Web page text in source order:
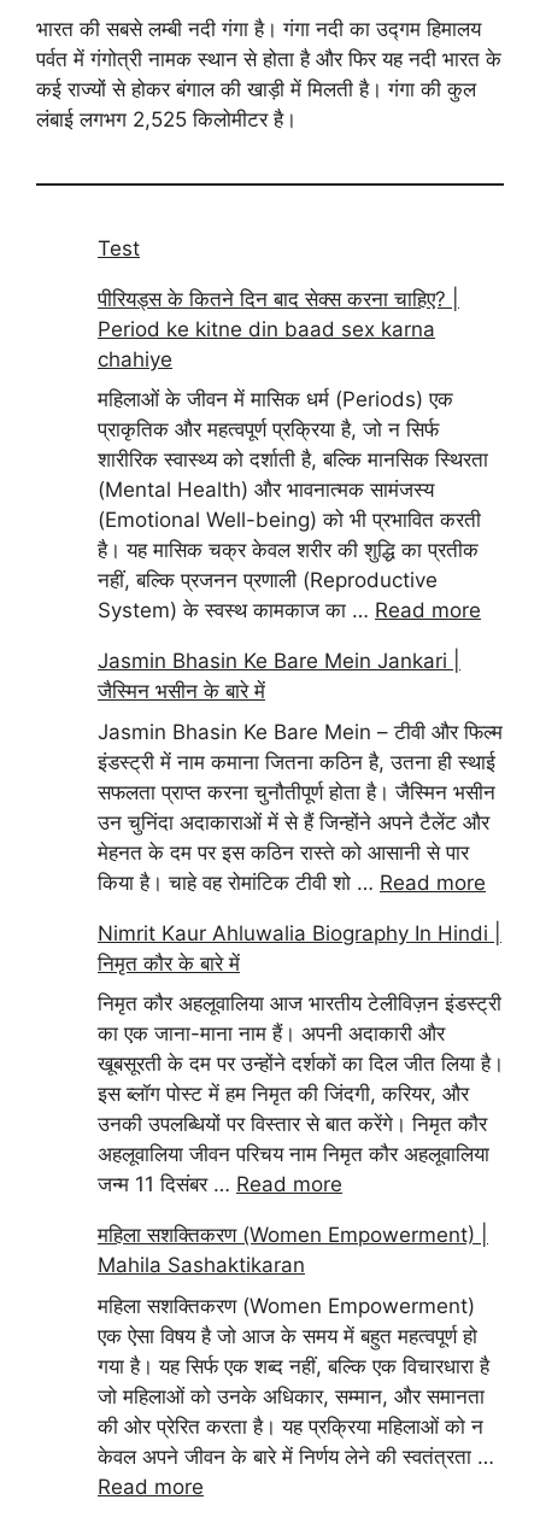
भारत की सबसे लम्बी नदी गंगा है। गंगा नदी का उद्गम हिमालय
पर्वत में गंगोत्री नामक स्थान से होता है और फिर यह नदी भारत के
कई राज्यों से होकर बंगाल की खाड़ी में मिलती है। गंगा की कुल
लंबाई लगभग 2,525 किलोमीटर है।
Test
पीरियड्स के कितने दिन बाद सेक्स करना चाहिए? |
Period ke kitne din baad sex karna
chahiye
महिलाओं के जीवन में मासिक धर्म (Periods) एक
प्राकृतिक और महत्वपूर्ण प्रक्रिया है, जो न सिर्फ
शारीरिक स्वास्थ्य को दर्शाती है, बल्कि मानसिक स्थिरता
(Mental Health) और भावनात्मक सामंजस्य
(Emotional Well-being) को भी प्रभावित करती
है। यह मासिक चक्र केवल शरीर की शुद्धि का प्रतीक
नहीं, बल्कि प्रजनन प्रणाली (Reproductive
System) के स्वस्थ कामकाज का … Read more
Jasmin Bhasin Ke Bare Mein Jankari |
जैस्मिन भसीन के बारे में
Jasmin Bhasin Ke Bare Mein – टीवी और फिल्म
इंडस्ट्री में नाम कमाना जितना कठिन है, उतना ही स्थाई
सफलता प्राप्त करना चुनौतीपूर्ण होता है। जैस्मिन भसीन
उन चुनिंदा अदाकाराओं में से हैं जिन्होंने अपने टैलेंट और
मेहनत के दम पर इस कठिन रास्ते को आसानी से पार
किया है। चाहे वह रोमांटिक टीवी शो … Read more
Nimrit Kaur Ahluwalia Biography In Hindi |
निमृत कौर के बारे में
निमृत कौर अहलूवालिया आज भारतीय टेलीविज़न इंडस्ट्री
का एक जाना-माना नाम हैं। अपनी अदाकारी और
खूबसूरती के दम पर उन्होंने दर्शकों का दिल जीत लिया है।
इस ब्लॉग पोस्ट में हम निमृत की जिंदगी, करियर, और
उनकी उपलब्धियों पर विस्तार से बात करेंगे। निमृत कौर
अहलूवालिया जीवन परिचय नाम निमृत कौर अहलूवालिया
जन्म 11 दिसंबर … Read more
महिला सशक्तिकरण (Women Empowerment) |
Mahila Sashaktikaran
महिला सशक्तिकरण (Women Empowerment)
एक ऐसा विषय है जो आज के समय में बहुत महत्वपूर्ण हो
गया है। यह सिर्फ एक शब्द नहीं, बल्कि एक विचारधारा है
जो महिलाओं को उनके अधिकार, सम्मान, और समानता
की ओर प्रेरित करता है। यह प्रक्रिया महिलाओं को न
केवल अपने जीवन के बारे में निर्णय लेने की स्वतंत्रता …
Read more